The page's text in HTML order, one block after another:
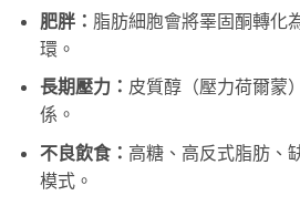
肥胖： 脂肪細胞會將睪固酮轉化
環。
長期壓力： 皮質醇（壓力荷爾蒙
係。
不良飲食： 高糖、高反式脂肪、
模式。